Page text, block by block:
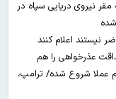
نیروی دریایی سپاه در
نیستند اعلام کنند
عذرخواهی را هم
عملا شروع شده/ ترامپ،